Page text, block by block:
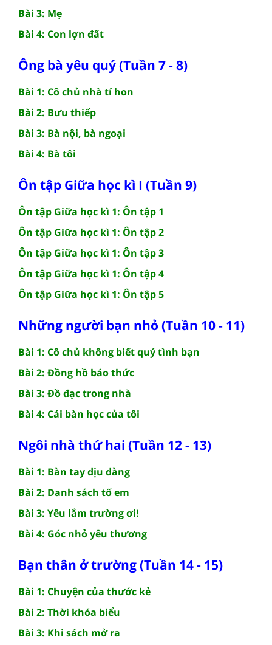
Bài 3: Mẹ
Bài 4: Con lợn đất
Ông bà yêu quý (Tuần 7 - 8)
Bài 1: Cô chủ nhà tí hon
Bài 2: Bưu thiếp
Bài 3: Bà nội, bà ngoại
Bài 4: Bà tôi
Ôn tập Giữa học kì I (Tuần 9)
Ôn tập Giữa học kì 1: Ôn tập 1
Ôn tập Giữa học kì 1: Ôn tập 2
Ôn tập Giữa học kì 1: Ôn tập 3
Ôn tập Giữa học kì 1: Ôn tập 4
Ôn tập Giữa học kì 1: Ôn tập 5
Những người bạn nhỏ (Tuần 10 - 11)
Bài 1: Cô chủ không biết quý tình bạn
Bài 2: Đồng hồ báo thức
Bài 3: Đồ đạc trong nhà
Bài 4: Cái bàn học của tôi
Ngôi nhà thứ hai (Tuần 12 - 13)
Bài 1: Bàn tay dịu dàng
Bài 2: Danh sách tổ em
Bài 3: Yêu lắm trường ơi!
Bài 4: Góc nhỏ yêu thương
Bạn thân ở trường (Tuần 14 - 15)
Bài 1: Chuyện của thước kẻ
Bài 2: Thời khóa biểu
Bài 3: Khi sách mở ra